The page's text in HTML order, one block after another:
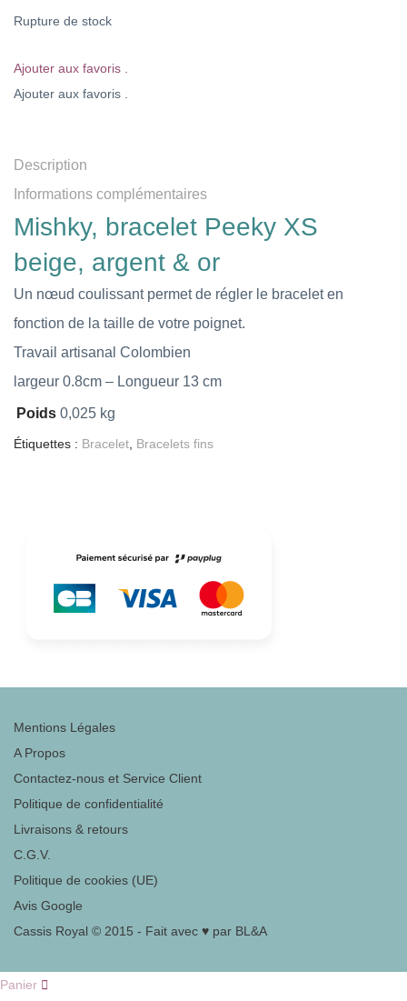
Rupture de stock
Ajouter aux favoris .
Ajouter aux favoris .
Description
Informations complémentaires
Mishky, bracelet Peeky XS
beige, argent & or
Un nœud coulissant permet de régler le bracelet en
fonction de la taille de votre poignet.
Travail artisanal Colombien
largeur 0.8cm – Longueur 13 cm
Poids 0,025 kg
Étiquettes : Bracelet Bracelets fins
Mentions Légales
A Propos
Contactez-nous et Service Client
Politique de confidentialité
Livraisons & retours
C.G.V.
Politique de cookies (UE)
Avis Google
Cassis Royal © 2015 - Fait avec ♥ par BL&A
Panier